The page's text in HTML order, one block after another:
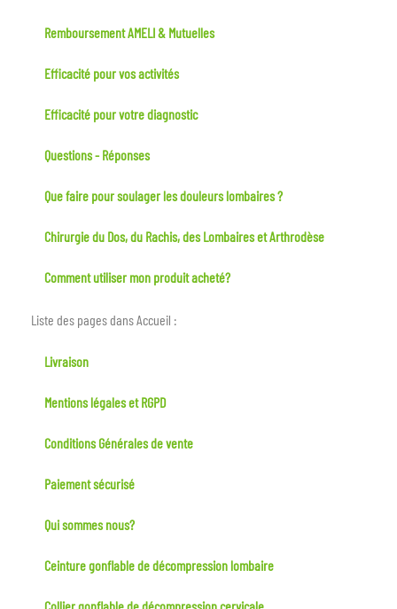
Remboursement AMELI & Mutuelles
Efficacité pour vos activités
Efficacité pour votre diagnostic
Questions - Réponses
Que faire pour soulager les douleurs lombaires ?
Chirurgie du Dos, du Rachis, des Lombaires et Arthrodèse
Comment utiliser mon produit acheté?
Liste des pages dans Accueil :
Livraison
Mentions légales et RGPD
Conditions Générales de vente
Paiement sécurisé
Qui sommes nous?
Ceinture gonflable de décompression lombaire
Collier gonflable de décompression cervicale